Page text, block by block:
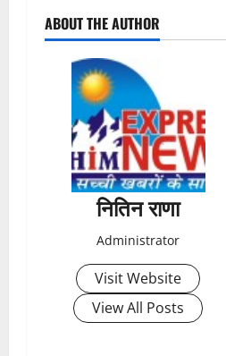
o
ABOUT THE AUTHOR
नितिन राणा
Administrator
Visit Website
View All Posts